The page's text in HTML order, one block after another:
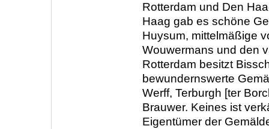
Rotterdam und Den
Haag gab es schöne
Huysum, mittelmäßige
Wouwermans und den
Rotterdam besitzt
bewundernswerte
Werff, Terburgh [ter
Brauwer. Keines ist
Eigentümer der